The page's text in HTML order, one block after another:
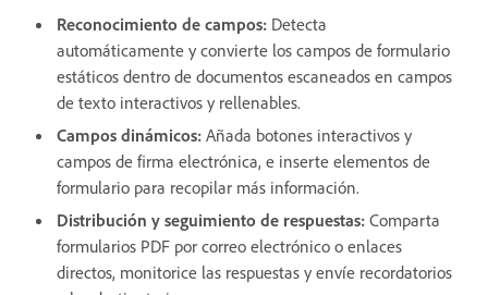
Reconocimiento de campos: Detecta
automáticamente y convierte los campos de formulario
estáticos dentro de documentos escaneados en campos
de texto interactivos y rellenables.
Campos dinámicos: Añada botones interactivos y
campos de firma electrónica, e inserte elementos de
formulario para recopilar más información.
Distribución y seguimiento de respuestas: Comparta
formularios PDF por correo electrónico o enlaces
directos, monitorice las respuestas y envíe recordatorios